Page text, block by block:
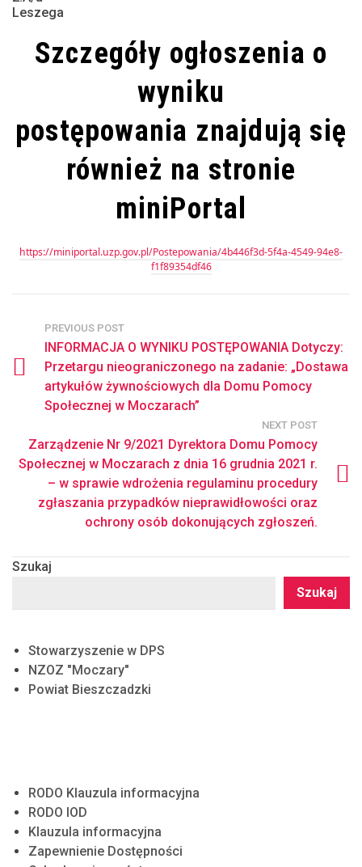
Leszega
Szczegóły ogłoszenia o
wyniku
postępowania znajdują się
również na stronie
miniPortal
https://miniportal.uzp.gov.pl/Postepowania/4b446f3d-5f4a-4549-94e8-
f1f89354df46
PREVIOUS POST
INFORMACJA O WYNIKU POSTĘPOWANIA Dotyczy:
Przetargu nieograniczonego na zadanie: „Dostawa
artykułów żywnościowych dla Domu Pomocy
Społecznej w Moczarach”
NEXT POST
Zarządzenie Nr 9/2021 Dyrektora Domu Pomocy
Społecznej w Moczarach z dnia 16 grudnia 2021 r.
– w sprawie wdrożenia regulaminu procedury
zgłaszania przypadków nieprawidłowości oraz
ochrony osób dokonujących zgłoszeń.
Szukaj
Szukaj
Stowarzyszenie w DPS
NZOZ "Moczary"
Powiat Bieszczadzki
RODO Klauzula informacyjna
RODO IOD
Klauzula informacyjna
Zapewnienie Dostępności